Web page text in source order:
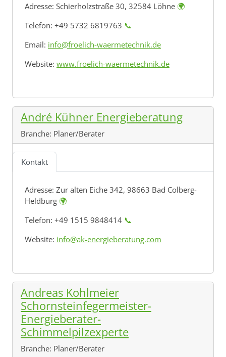
Adresse: Schierholzstraße 30, 32584 Löhne 🌍
Telefon: +49 5732 6819763 📞
Email: info@froelich-waermetechnik.de
Website: www.froelich-waermetechnik.de
André Kühner Energieberatung
Branche: Planer/Berater
Kontakt
Adresse: Zur alten Eiche 342, 98663 Bad Colberg-
Heldburg 🌍
Telefon: +49 1515 9848414 📞
Website: info@ak-energieberatung.com
Andreas Kohlmeier
Schornsteinfegermeister-
Energieberater-
Schimmelpilzexperte
Branche: Planer/Berater